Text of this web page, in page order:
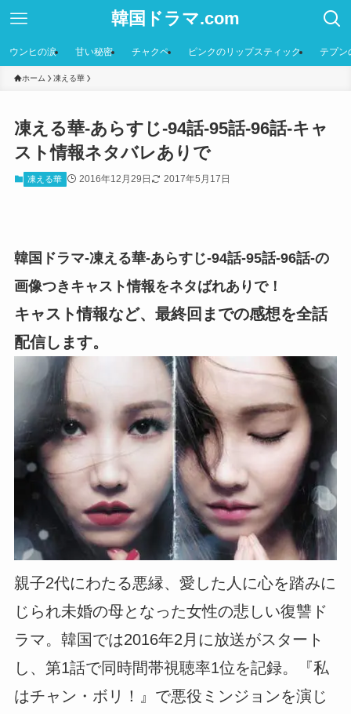
韓国ドラマ.com
ウンヒの涙 甘い秘密 チャクペ ピンクのリップスティック テプン
ホーム 凍える華
凍える華-あらすじ-94話-95話-96話-キャ
スト情報ネタバレありで
凍える華 2016年12月29日 2017年5月17日
韓国ドラマ-凍える華-あらすじ-94話-95話-96話-の
画像つきキャスト情報をネタばれありで！
キャスト情報など、最終回までの感想を全話
配信します。
親子2代にわたる悪縁、愛した人に心を踏みに
じられ未婚の母となった女性の悲しい復讐ド
ラマ。韓国では2016年2月に放送がスタート
し、第1話で同時間帯視聴率1位を記録。『私
はチャン・ボリ！』で悪役ミンジョンを演じ